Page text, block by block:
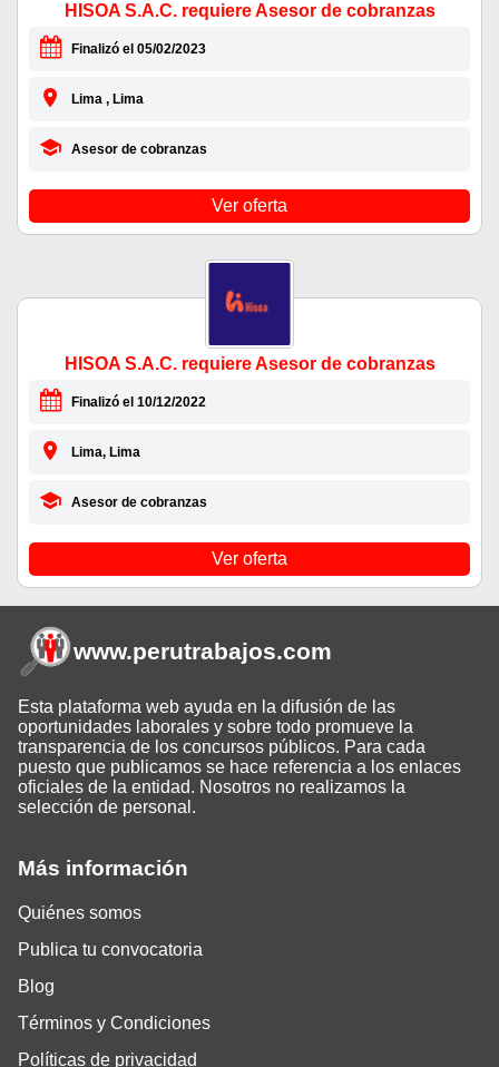
HISOA S.A.C. requiere Asesor de cobranzas
Finalizó el 05/02/2023
Lima , Lima
Asesor de cobranzas
Ver oferta
HISOA S.A.C. requiere Asesor de cobranzas
Finalizó el 10/12/2022
Lima, Lima
Asesor de cobranzas
Ver oferta
Más información
Quiénes somos
Publica tu convocatoria
Blog
Términos y Condiciones
Políticas de privacidad
www.perutrabajos.com
Esta plataforma web ayuda en la difusión de las
oportunidades laborales y sobre todo promueve la
transparencia de los concursos públicos. Para cada
puesto que publicamos se hace referencia a los enlaces
oficiales de la entidad. Nosotros no realizamos la
selección de personal.